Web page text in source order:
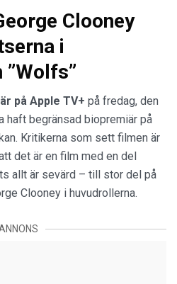
Clooney
i
på Apple TV+ på fredag, den
haft begränsad biopremiär på
Kritikerna som sett filmen är
det är en film med en del
allt är sevärd – till stor del på
Clooney i huvudrollerna.